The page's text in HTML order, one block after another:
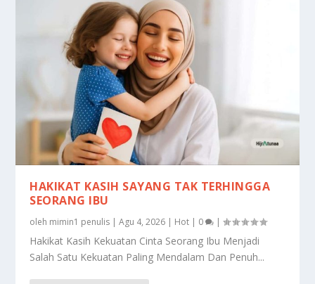
HAKIKAT KASIH SAYANG TAK TERHINGGA
SEORANG IBU
oleh mimin1 penulis |Agu 4, 2026 | Hot | 0 |
Hakikat Kasih Kekuatan Cinta Seorang Ibu Menjadi
Salah Satu Kekuatan Paling Mendalam Dan Penuh...